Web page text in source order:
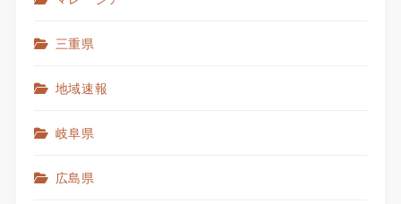
三重県
地域速報
岐阜県
広島県